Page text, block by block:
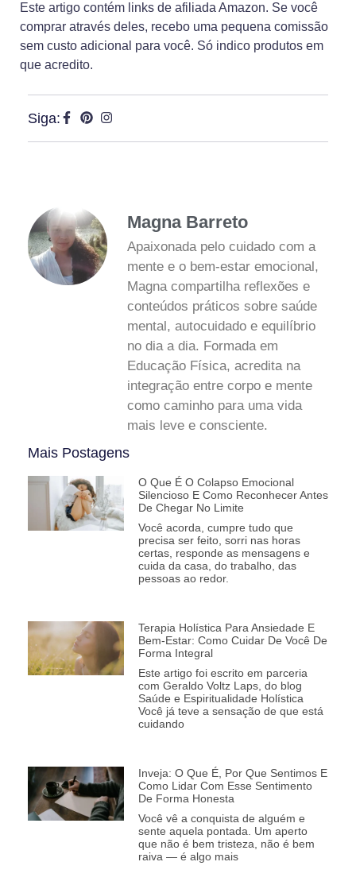
Este artigo contém links de afiliada Amazon. Se você
comprar através deles, recebo uma pequena comissão
sem custo adicional para você. Só indico produtos em
que acredito.
Siga:
Magna Barreto
Apaixonada pelo cuidado com a
mente e o bem-estar emocional,
Magna compartilha reflexões e
conteúdos práticos sobre saúde
mental, autocuidado e equilíbrio
no dia a dia. Formada em
Educação Física, acredita na
integração entre corpo e mente
como caminho para uma vida
mais leve e consciente.
Mais Postagens
O Que É O Colapso Emocional
Silencioso E Como Reconhecer Antes
De Chegar No Limite
Você acorda, cumpre tudo que
precisa ser feito, sorri nas horas
certas, responde as mensagens e
cuida da casa, do trabalho, das
pessoas ao redor.
Terapia Holística Para Ansiedade E
Bem-Estar: Como Cuidar De Você De
Forma Integral
Este artigo foi escrito em parceria
com Geraldo Voltz Laps, do blog
Saúde e Espiritualidade Holística
Você já teve a sensação de que está
cuidando
Inveja: O Que É, Por Que Sentimos E
Como Lidar Com Esse Sentimento
De Forma Honesta
Você vê a conquista de alguém e
sente aquela pontada. Um aperto
que não é bem tristeza, não é bem
raiva — é algo mais